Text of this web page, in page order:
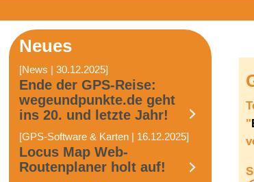
"
Neues
[News | 30.12.2025]
Ende der GPS-Reise:
wegeundpunkte.de geht
ins 20. und letzte Jahr!
[GPS-Software & Karten | 16.12.2025]
Locus Map Web-
Routenplaner holt auf!